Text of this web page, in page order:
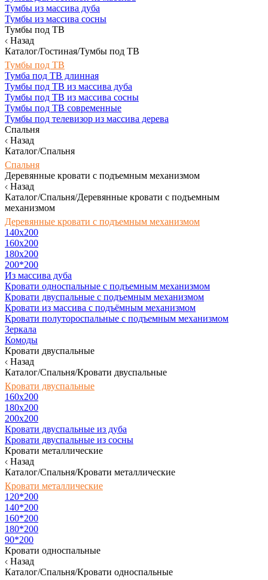
Тумбы из массива дуба
Тумбы из массива сосны
Тумбы под ТВ
Назад
Каталог/Гостиная/Тумбы под ТВ
Тумбы под ТВ
Тумба под ТВ длинная
Тумбы под ТВ из массива дуба
Тумбы под ТВ из массива сосны
Тумбы под ТВ современные
Тумбы под телевизор из массива дерева
Спальня
Назад
Каталог/Спальня
Спальня
Деревянные кровати с подъемным механизмом
Назад
Каталог/Спальня/Деревянные кровати с подъемным
механизмом
Деревянные кровати с подъемным механизмом
140x200
160х200
180х200
200*200
Из массива дуба
Кровати односпальные с подъемным механизмом
Кровати двуспальные с подъемным механизмом
Кровати из массива с подъёмным механизмом
Кровати полутороспальные с подъемным механизмом
Зеркала
Комоды
Кровати двуспальные
Назад
Каталог/Спальня/Кровати двуспальные
Кровати двуспальные
160х200
180x200
200x200
Кровати двуспальные из дуба
Кровати двуспальные из сосны
Кровати металлические
Назад
Каталог/Спальня/Кровати металлические
Кровати металлические
120*200
140*200
160*200
180*200
90*200
Кровати односпальные
Назад
Каталог/Спальня/Кровати односпальные